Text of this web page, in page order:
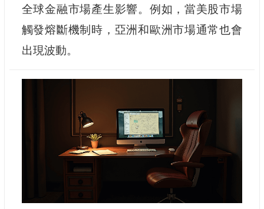
全球金融市場產生影響。例如，當美股市場
觸發熔斷機制時，亞洲和歐洲市場通常也會
出現波動。